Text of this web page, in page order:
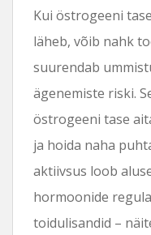
Kui östrogeeni
läheb, võib nahk
suurendab
ägenemiste riski.
östrogeeni tase
ja hoida naha
aktiivsus loob
hormoonide
toidulisandid –